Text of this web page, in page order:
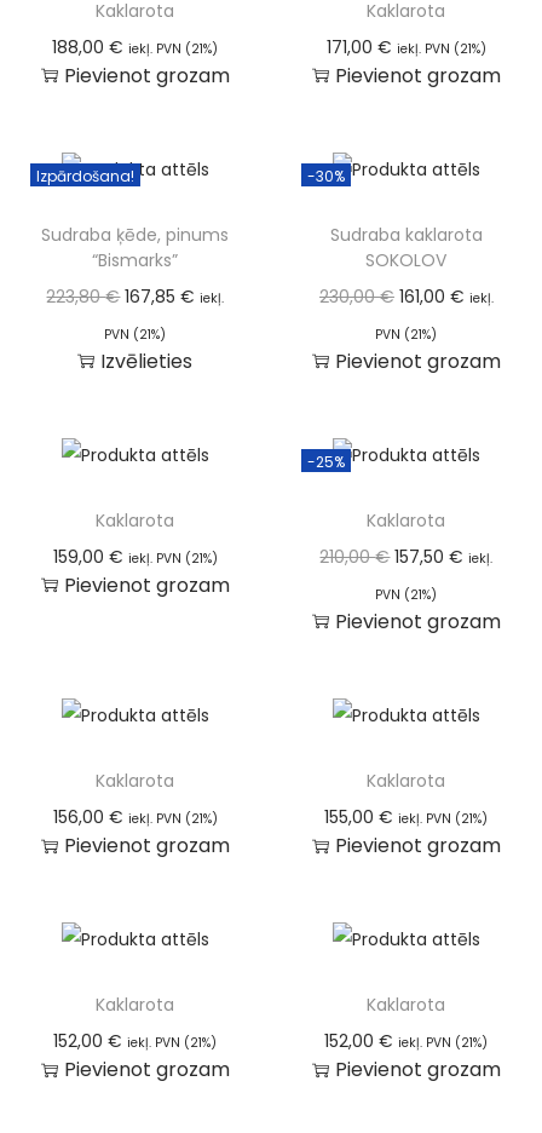
Kaklarota
188,00€ iekļ. PVN (21%)
Pievienot grozam
Kaklarota
171,00 € iekļ. PVN (21%)
Pievienot grozam
Izpārdošana!
Sudraba ķēde, pinums
“Bismarks”
223,80€ 167,85€ iekļ.
PVN (21%)
Izvēlieties
-30%
Sudraba kaklarota
SOKOLOV
230,00€ 161,00 € iekļ.
PVN (21%)
Pievienot grozam
Kaklarota
159,00 € iekļ. PVN (21%)
Pievienot grozam
-25%
Kaklarota
210,00€ 157,50€ iekļ.
PVN (21%)
Pievienot grozam
Kaklarota
156,00 € iekļ. PVN (21%)
Pievienot grozam
Kaklarota
155,00€ iekļ. PVN (21%)
Pievienot grozam
Kaklarota
152,00€ iekļ. PVN (21%)
Pievienot grozam
Kaklarota
152,00€ iekļ. PVN (21%)
Pievienot grozam